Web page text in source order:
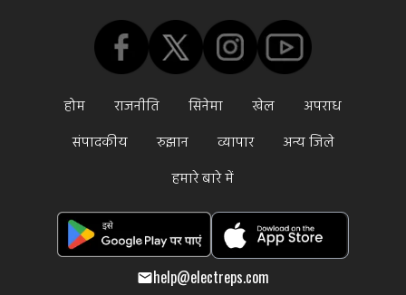
होम राजनीति सिनेमा खेल
अपराध
संपादकीय
रुझान व्यापार
अन्य जिले
हमारे बारे में
help@electreps.com